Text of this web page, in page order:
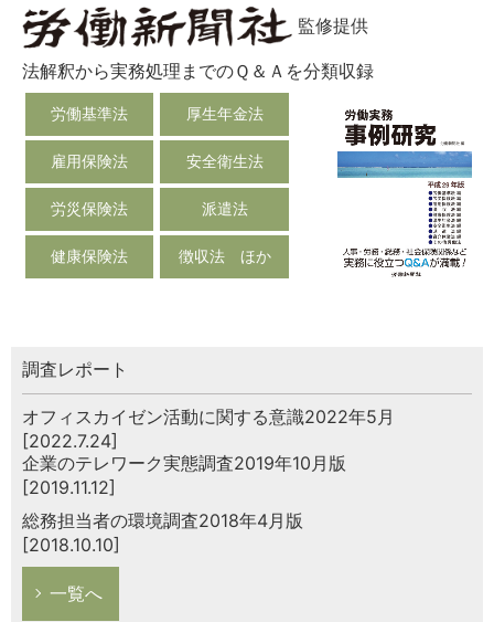
監修提供
法解釈から実務処理までのＱ＆Ａを分類収録
労働基準法 厚生年金法
雇用保険法 安全衛生法
労災保険法 派遣法
健康保険法 徴収法 ほか
調査レポート
オフィスカイゼン活動に関する意識2022年5月
[2022.7.24]
企業のテレワーク実態調査2019年10月版
[2019.11.12]
総務担当者の環境調査2018年4月版
[2018.10.10]
一覧へ